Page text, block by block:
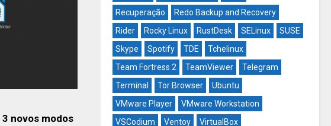
3 novos modos
Recuperação
Redo Backup and Recovery
Rider
Rocky Linux RustDesk SELinux
SUSE
Skype
Spotify TDE
Tchelinux
Team Fortress 2
TeamViewer
Telegram
Terminal
Tor Browser
Ubuntu
VMware Player
VMware Workstation
VSCodium
Ventoy
VirtualBox